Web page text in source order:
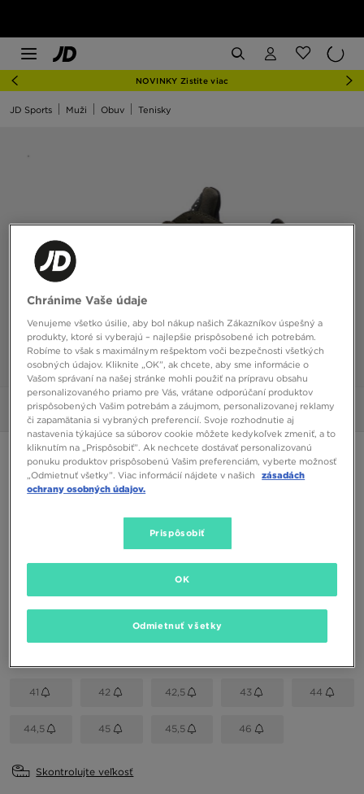
NOVINKY Zistite viac
JD Sports Muži Obuv Tenisky
Obrázky 360°
ONLY AT JD
NIKE AIR HUARACHE
Dostupné Farby
EU US
41 42 42,5 43 44
44,5 45 45,5 46
Skontrolujte veľkosť
Chránime Vaše údaje
Venujeme všetko úsilie, aby bol nákup našich Zákazníkov úspešný a
produkty, ktoré si vyberajú – najlepšie prispôsobené ich potrebám.
Robíme to však s maximálnym rešpektom voči bezpečnosti všetkých
osobných údajov. Kliknite „OK”, ak chcete, aby sme informácie o
Vašom správaní na našej stránke mohli použiť na prípravu obsahu
personalizovaného priamo pre Vás, vrátane odporúčaní produktov
prispôsobených Vašim potrebám a záujmom, personalizovanej reklamy
či zapamätania si vybraných preferencií. Svoje rozhodnutie aj
nastavenia týkajúce sa súborov cookie môžete kedykoľvek zmeniť, a to
kliknutím na „Prispôsobiť”. Ak nechcete dostávať personalizovanú
ponuku produktov prispôsobenú Vašim preferenciám, vyberte možnosť
„Odmietnuť všetky”. Viac informácií nájdete v našich
zásadách
ochrany osobných údajov.
Prispôsobiť
Odmietnuť všetky
OK